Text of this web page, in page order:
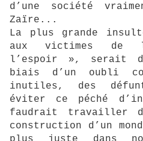
d’une société
Zaïre...
La plus grande
aux victimes de
l’espoir », serait
biais d’un oubli
inutiles, des
éviter ce péché
faudrait travailler
construction d’un